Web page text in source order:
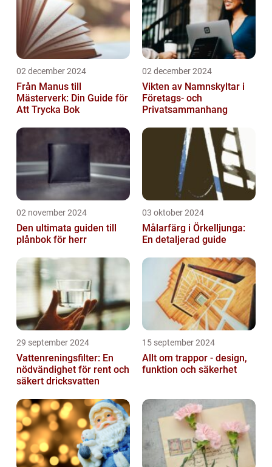
02 december 2024
Från Manus till
Mästerverk: Din Guide för
Att Trycka Bok
02 december 2024
Vikten av Namnskyltar i
Företags- och
Privatsammanhang
02 november 2024
Den ultimata guiden till
plånbok för herr
03 oktober 2024
Målarfärg i Örkelljunga:
En detaljerad guide
29 september 2024
Vattenreningsfilter: En
nödvändighet för rent och
säkert dricksvatten
15 september 2024
Allt om trappor - design,
funktion och säkerhet